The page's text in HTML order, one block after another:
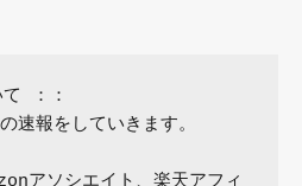
速報をしていきます。
アソシエイト、楽天アフィ